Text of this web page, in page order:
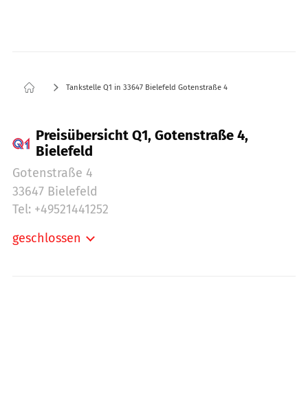
Tankstelle Q1 in 33647 Bielefeld Gotenstraße 4
Preisübersicht Q1, Gotenstraße 4,
Bielefeld
Gotenstraße 4
33647 Bielefeld
Tel: +49521441252
geschlossen